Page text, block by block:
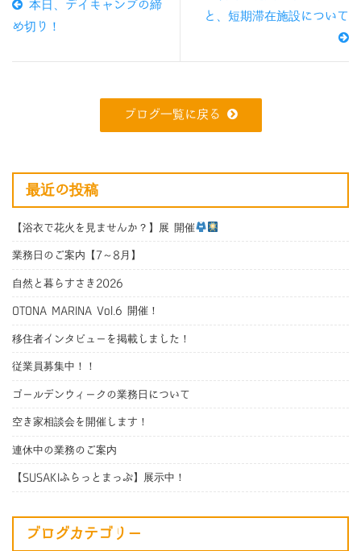
本日、デイキャンプの締
め切り！
と、短期滞在施設について
ブログ一覧に戻る
最近の投稿
【浴衣で花火を見ませんか？】展 開催
業務日のご案内【7～8月】
自然と暮らすさき2026
OTONA MARINA Vol.6 開催！
移住者インタビューを掲載しました！
従業員募集中！！
ゴールデンウィークの業務日について
空き家相談会を開催します！
連休中の業務のご案内
【SUSAKIふらっとまっぷ】展示中！
ブログカテゴリー